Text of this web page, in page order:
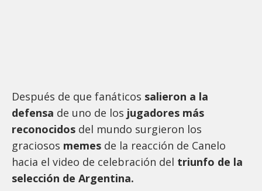
Después de que fanáticos salieron a la
defensa de uno de los jugadores más
reconocidos del mundo surgieron los
graciosos memes de la reacción de Canelo
hacia el video de celebración del triunfo de la
selección de Argentina.